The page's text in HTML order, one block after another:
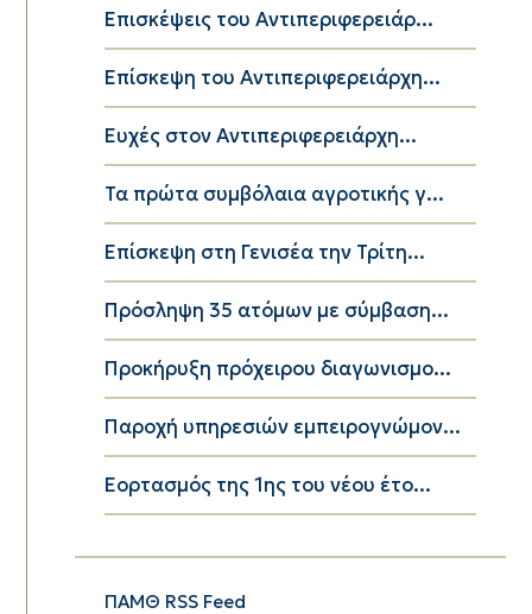
Επισκέψεις του Αντιπεριφερειάρ...
Επίσκεψη του Αντιπεριφερειάρχη...
Ευχές στον Αντιπεριφερειάρχη...
Τα πρώτα συμβόλαια αγροτικής γ...
Επίσκεψη στη Γενισέα την Τρίτη...
Πρόσληψη 35 ατόμων με σύμβαση...
Προκήρυξη πρόχειρου διαγωνισμο...
Παροχή υπηρεσιών εμπειρογνώμον...
Εορτασμός της 1ης του νέου έτο...
ΠΑΜΘ RSS Feed